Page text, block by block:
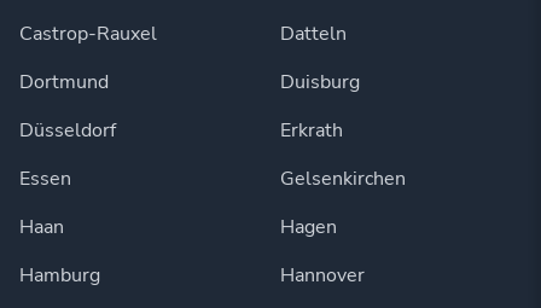
Castrop-Rauxel
Datteln
Dortmund
Duisburg
Düsseldorf
Erkrath
Essen
Gelsenkirchen
Haan
Hagen
Hamburg
Hannover